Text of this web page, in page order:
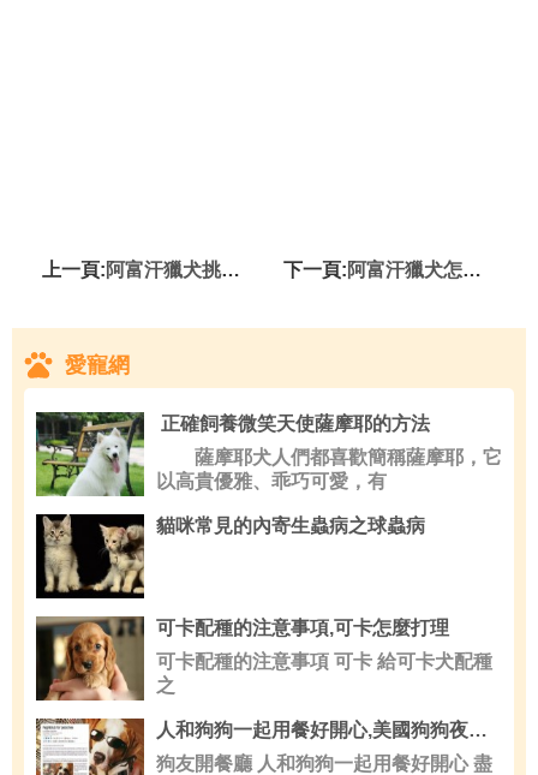
上一頁:阿富汗獵犬挑選 選購汗汗有方法 下一頁:阿富汗獵犬怎麼看 從外觀去仔細觀察
愛寵網
正確飼養微笑天使薩摩耶的方法
薩摩耶犬人們都喜歡簡稱薩摩耶，它
以高貴優雅、乖巧可愛，有
貓咪常見的內寄生蟲病之球蟲病
可卡配種的注意事項,可卡怎麼打理
可卡配種的注意事項 可卡 給可卡犬配種
之
人和狗狗一起用餐好開心,美國狗狗夜總會開張
狗友開餐廳 人和狗狗一起用餐好開心 盡